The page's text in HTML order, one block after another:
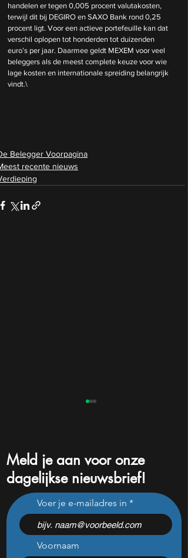
handelen er tegen 0,005 procent valutakosten,
terwijl dit bij DEGIRO en SAXO Bank rond 0,25
procent ligt. Voor een actieve portefeuille kan dat
verschil oplopen tot honderden tot duizenden
euro’s per jaar. Daarmee geldt MEXEM voor veel
beleggers als de meest complete keuze voor wie
lage kosten en internationale spreiding belangrijk
vindt.\
Belegger Voorpagina
recente nieuws
Sandisk presenteert nu
ijzersterke cijfers (+372%
omzetgroei), toch zakt het
aandeel weg
Meld je aan voor onze
dagelijkse nieuwsbrief!
Voer je e-mailadres in
Voornaam